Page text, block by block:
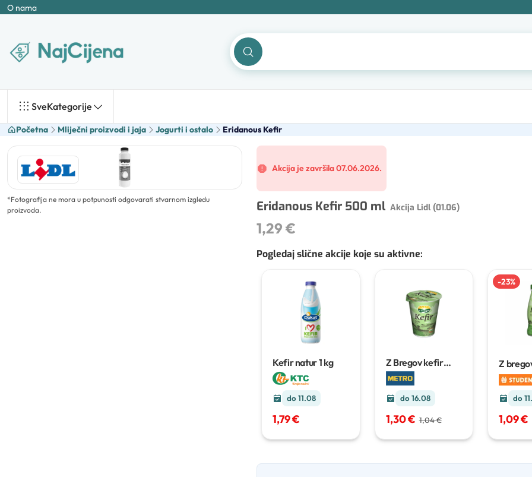
O nama
SveKategorije
Početna Mliječni proizvodi i jaja Jogurti i ostalo Eridanous Kefir
*Fotografija ne mora u potpunosti odgovarati stvarnom izgledu
proizvoda.
Akcija je završila 07.06.2026.
Eridanous Kefir 500 ml Akcija Lidl (01.06)
1,29 €
Pogledaj slične akcije koje su aktivne:
Kefir natur1 kg
do 11.08
1,79 €
Z Bregov kefir
400 g
do 16.08
1,30 € 1,04 €
-23%
Z
g
do
1,09 €